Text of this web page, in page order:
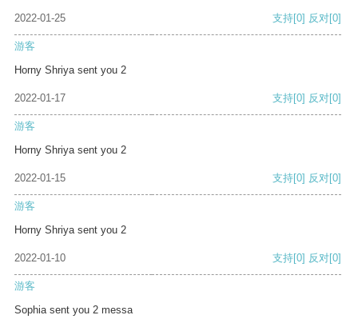
2022-01-25 支持[0] 反对[0]
游客
Horny Shriya sent you 2
2022-01-17 支持[0] 反对[0]
游客
Horny Shriya sent you 2
2022-01-15 支持[0] 反对[0]
游客
Horny Shriya sent you 2
2022-01-10 支持[0] 反对[0]
游客
Sophia sent you 2 messa